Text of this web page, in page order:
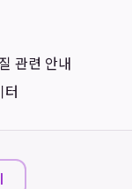
관련 안내
터